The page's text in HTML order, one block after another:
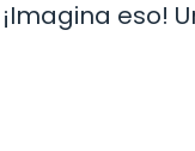
eso!